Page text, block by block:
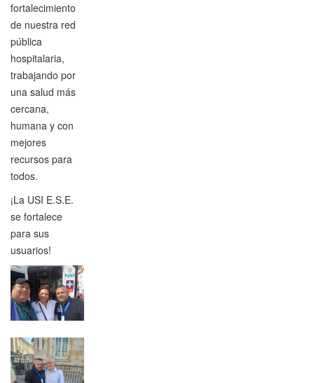
fortalecimiento
de nuestra red
pública
hospitalaria,
trabajando por
una salud más
cercana,
humana y con
mejores
recursos para
todos.
¡La USI E.S.E.
se fortalece
para sus
usuarios!